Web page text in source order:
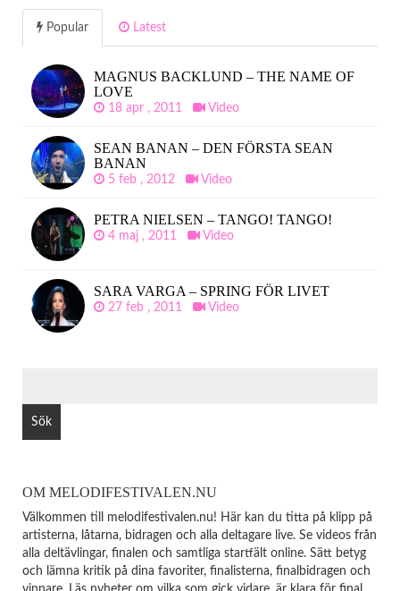
Popular Latest
MAGNUS BACKLUND – THE NAME OF
LOVE
18 apr , 2011 Video
SEAN BANAN – DEN FÖRSTA SEAN
BANAN
5 feb , 2012 Video
PETRA NIELSEN – TANGO! TANGO!
4 maj , 2011 Video
SARA VARGA – SPRING FÖR LIVET
27 feb , 2011 Video
OM MELODIFESTIVALEN.NU
Välkommen till melodifestivalen.nu! Här kan du titta på klipp på
artisterna, låtarna, bidragen och alla deltagare live. Se videos från
alla deltävlingar, finalen och samtliga startfält online. Sätt betyg
och lämna kritik på dina favoriter, finalisterna, finalbidragen och